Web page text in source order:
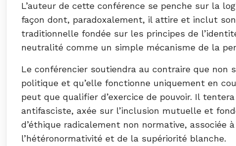
L’auteur de cette conférence se penche sur la
façon dont, paradoxalement, il attire et inclut
traditionnelle fondée sur les principes de
neutralité comme un simple mécanisme de la
Le conférencier soutiendra au contraire que non
politique et qu’elle fonctionne uniquement en
peut que qualifier d’exercice de pouvoir. Il
antifasciste, axée sur l’inclusion mutuelle et
d’éthique radicalement non normative,
l’hétéronormativité et de la supériorité blanche.